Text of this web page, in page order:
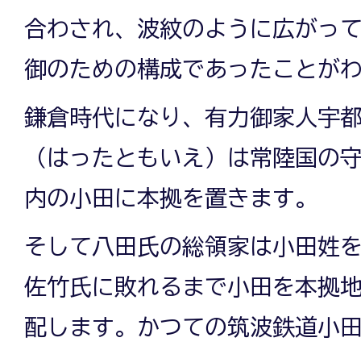
合わされ、波紋のように広がっ
御のための構成であったことが
鎌倉時代になり、有力御家人宇
（はったともいえ）は常陸国の
内の小田に本拠を置きます。
そして八田氏の総領家は小田姓
佐竹氏に敗れるまで小田を本拠
配します。かつての筑波鉄道小